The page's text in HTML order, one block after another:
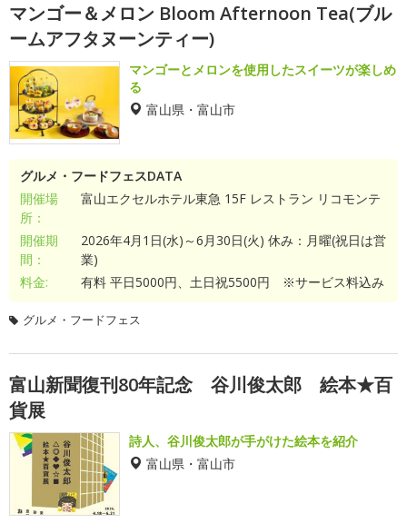
マンゴー＆メロン Bloom Afternoon Tea(ブル
ームアフタヌーンティー)
マンゴーとメロンを使用したスイーツが楽しめ
る
富山県・富山市
グルメ・フードフェスDATA
開催場
所：
富山エクセルホテル東急 15F レストラン リコモンテ
開催期
間：
2026年4月1日(水)～6月30日(火) 休み：月曜(祝日は営
業)
料金:
有料 平日5000円、土日祝5500円 ※サービス料込み
グルメ・フードフェス
富山新聞復刊80年記念 谷川俊太郎 絵本★百
貨展
詩人、谷川俊太郎が手がけた絵本を紹介
富山県・富山市